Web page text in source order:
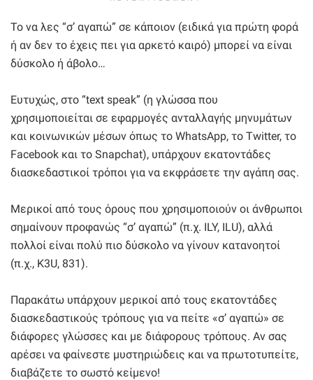
Το να λες “σ’ αγαπώ” σε κάποιον (ειδικά για πρώτη φορά
ή αν δεν το έχεις πει για αρκετό καιρό) μπορεί να είναι
δύσκολο ή άβολο…
Ευτυχώς, στο “text speak” (η γλώσσα που
χρησιμοποιείται σε εφαρμογές ανταλλαγής μηνυμάτων
και κοινωνικών μέσων όπως το WhatsApp, το Twitter, το
Facebook και το Snapchat), υπάρχουν εκατοντάδες
διασκεδαστικοί τρόποι για να εκφράσετε την αγάπη σας.
Μερικοί από τους όρους που χρησιμοποιούν οι άνθρωποι
σημαίνουν προφανώς “σ’ αγαπώ” (π.χ. ILY, ILU), αλλά
πολλοί είναι πολύ πιο δύσκολο να γίνουν κατανοητοί
(π.χ., K3U, 831).
Παρακάτω υπάρχουν μερικοί από τους εκατοντάδες
διασκεδαστικούς τρόπους για να πείτε «σ’ αγαπώ» σε
διάφορες γλώσσες και με διάφορους τρόπους. Αν σας
αρέσει να φαίνεστε μυστηριώδεις και να πρωτοτυπείτε,
διαβάζετε το σωστό κείμενο!